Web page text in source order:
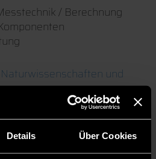
Details Über Cookies
/ Berechnung
und
Institut für